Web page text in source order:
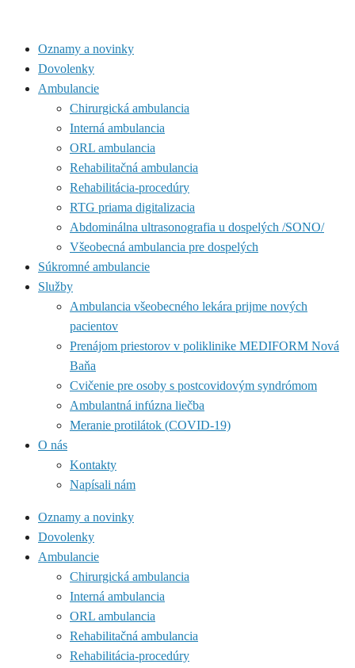
Oznamy a novinky
Dovolenky
Ambulancie
Chirurgická ambulancia
Interná ambulancia
ORL ambulancia
Rehabilitačná ambulancia
Rehabilitácia-procedúry
RTG priama digitalizacia
Abdominálna ultrasonografia u dospelých /SONO/
Všeobecná ambulancia pre dospelých
Súkromné ambulancie
Služby
Ambulancia všeobecného lekára prijme nových
pacientov
Prenájom priestorov v poliklinike MEDIFORM Nová
Baňa
Cvičenie pre osoby s postcovidovým syndrómom
Ambulantná infúzna liečba
Meranie protilátok (COVID-19)
O nás
Kontakty
Napísali nám
Oznamy a novinky
Dovolenky
Ambulancie
Chirurgická ambulancia
Interná ambulancia
ORL ambulancia
Rehabilitačná ambulancia
Rehabilitácia-procedúry